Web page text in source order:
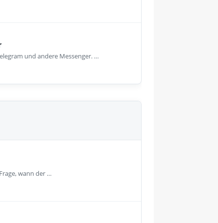
und andere Messenger. …
wann der …